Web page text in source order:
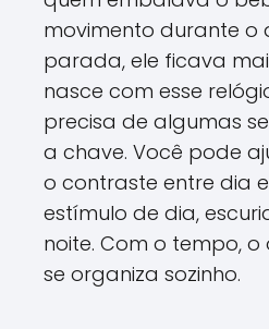
movimento durante o
parada, ele ficava
nasce com esse
precisa de algumas
a chave. Você pode
o contraste entre dia
estímulo de dia,
noite. Com o tempo,
se organiza sozinho.